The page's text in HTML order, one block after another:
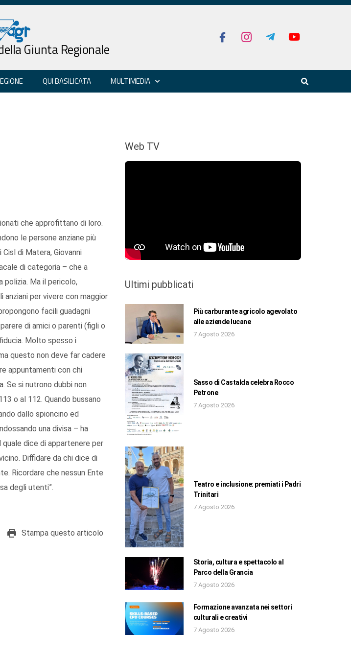
Giunta Regionale
QUI BASILICATA MULTIMEDIA
che approfittano di loro.
le persone anziane più
di Matera, Giovanni
di categoria – che a
polizia. Ma il pericolo,
anziani per vivere con maggior
facili guadagni
di amici o parenti (figli o
Molto spesso i
questo non deve far cadere
appuntamenti con chi
Se si nutrono dubbi non
o al 112. Quando bussano
dallo spioncino ed
una divisa – ha
dice di appartenere per
Diffidare da chi dice di
Ricordare che nessun Ente
degli utenti”.
Stampa questo articolo
Web TV
Ultimi pubblicati
Più carburante agricolo agevolato
alle aziende lucane
7 Agosto 2026
Sasso di Castalda celebra Rocco
Petrone
7 Agosto 2026
Teatro e inclusione: premiati i Padri
Trinitari
7 Agosto 2026
Storia, cultura e spettacolo al
Parco della Grancia
7 Agosto 2026
Formazione avanzata nei settori
culturali e creativi
7 Agosto 2026